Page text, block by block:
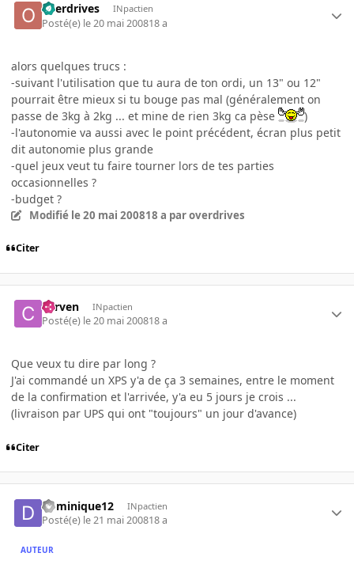
overdrives INpactien
Posté(e) le 20 mai 200818 a
alors quelques trucs :
-suivant l'utilisation que tu aura de ton ordi, un 13" ou 12"
pourrait être mieux si tu bouge pas mal (généralement on
passe de 3kg à 2kg ... et mine de rien 3kg ca pèse
)
-l'autonomie va aussi avec le point précédent, écran plus petit
dit autonomie plus grande
-quel jeux veut tu faire tourner lors de tes parties
occasionnelles ?
-budget ?
Modifié le 20 mai 200818 a par overdrives
Citer
corven INpactien
Posté(e) le 20 mai 200818 a
Que veux tu dire par long ?
J'ai commandé un XPS y'a de ça 3 semaines, entre le moment
de la confirmation et l'arrivée, y'a eu 5 jours je crois ...
(livraison par UPS qui ont "toujours" un jour d'avance)
Citer
dominique12 INpactien
Posté(e) le 21 mai 200818 a
AUTEUR